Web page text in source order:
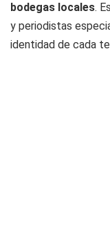
bodegas locales.
y periodistas
identidad de cada